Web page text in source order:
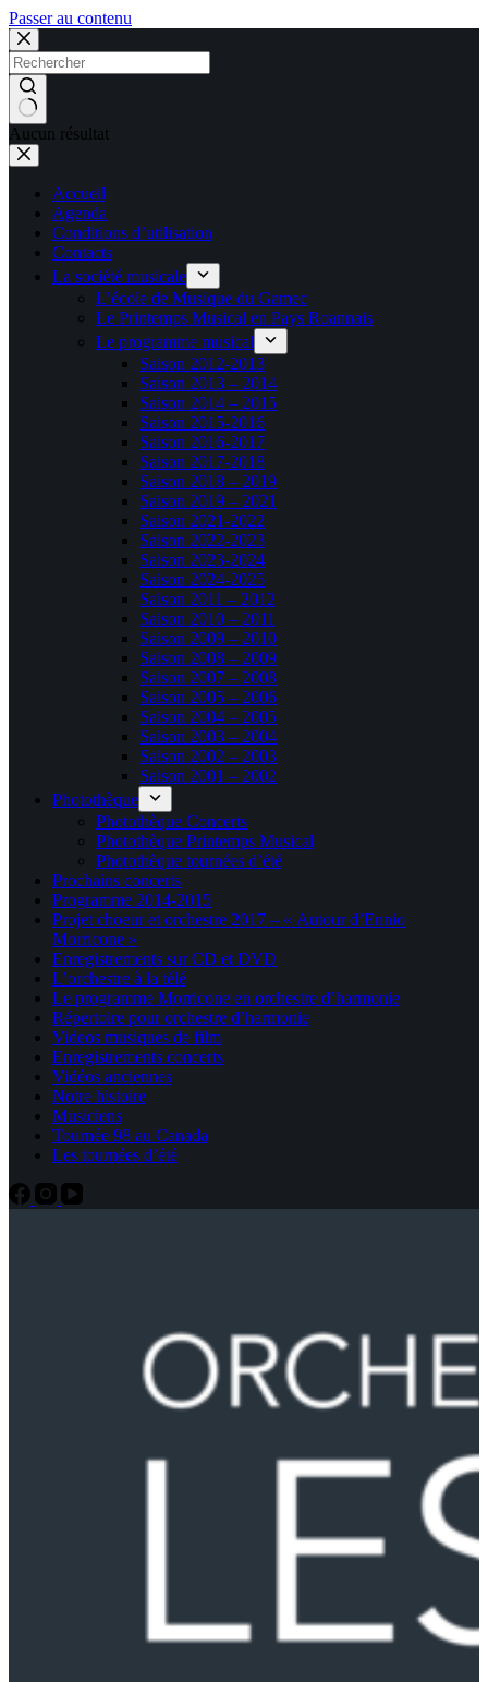
Passer au contenu
Aucun résultat
Accueil
Agenda
Conditions d’utilisation
Contacts
La société musicale
L’école de Musique du Gamec
Le Printemps Musical en Pays Roannais
Le programme musical
Saison 2012-2013
Saison 2013 – 2014
Saison 2014 – 2015
Saison 2015-2016
Saison 2016-2017
Saison 2017-2018
Saison 2018 – 2019
Saison 2019 – 2021
Saison 2021-2022
Saison 2022-2023
Saison 2023-2024
Saison 2024-2025
Saison 2011 – 2012
Saison 2010 – 2011
Saison 2009 – 2010
Saison 2008 – 2009
Saison 2007 – 2008
Saison 2005 – 2006
Saison 2004 – 2005
Saison 2003 – 2004
Saison 2002 – 2003
Saison 2001 – 2002
Photothèque
Photothèque Concerts
Photothèque Printemps Musical
Photothèque tournées d’été
Prochains concerts
Programme 2014-2015
Projet choeur et orchestre 2017 – « Autour d’Ennio
Morricone »
Enregistrements sur CD et DVD
L’orchestre à la télé
Le programme Morricone en orchestre d’harmonie
Répertoire pour orchestre d’harmonie
Videos musiques de film
Enregistrements concerts
Vidéos anciennes
Notre histoire
Musiciens
Tournée 98 au Canada
Les tournées d’été